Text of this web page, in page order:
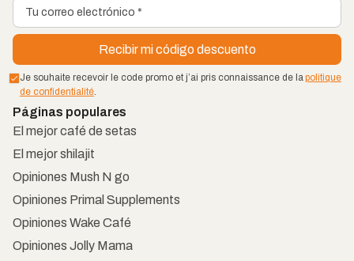
Je souhaite recevoir le code promo et j’ai pris connaissance de lapolitique
de confidentialité.
Páginas populares
El mejor café de setas
El mejor shilajit
Opiniones Mush N go
Opiniones Primal Supplements
Opiniones Wake Café
Opiniones Jolly Mama